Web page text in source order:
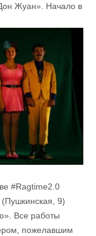
Жyан». Начало в
#Ragtime2.0
(Пушкинская, 9)
Все работы
пожелавшим